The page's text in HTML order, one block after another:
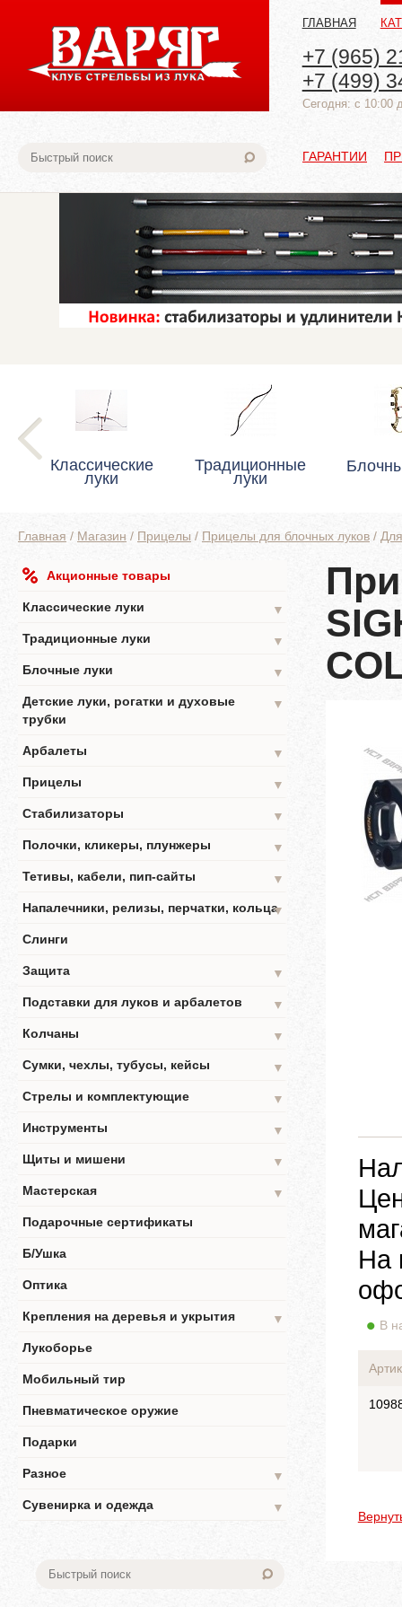
ГЛАВНАЯ
+7 (965)
+7 (499)
Cегодня: с 10:00
ГАРАНТИИ
Классические
луки
Традиционные
луки
Главная / Магазин / Прицелы / Прицелы для блочных луков /
COLLECTOR BLACK
Акционные товары
Классические луки
▼
Традиционные луки
▼
Блочные луки
▼
Детские луки, рогатки и духовые
трубки
▼
Арбалеты
▼
Прицелы
▼
Стабилизаторы
▼
Полочки, кликеры, плунжеры
▼
Тетивы, кабели, пип-сайты
▼
Напалечники, релизы, перчатки, кольца▼
Слинги
Защита
▼
Подставки для луков и арбалетов
▼
Колчаны
▼
Сумки, чехлы, тубусы, кейсы
▼
Стрелы и комплектующие
▼
Инструменты
▼
Щиты и мишени
▼
Мастерская
▼
Подарочные сертификаты
Б/Ушка
Оптика
Крепления на деревья и укрытия
▼
Лукоборье
Мобильный тир
Пневматическое оружие
Подарки
Разное
▼
Сувенирка и одежда
▼
На
В